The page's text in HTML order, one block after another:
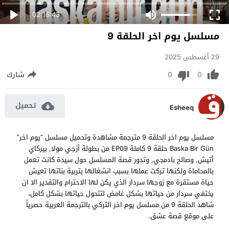
02:16:43
مسلسل يوم اخر الحلقة 9
29 أغسطس 2025
0
0 شارك
Esheeq تحميل
مسلسل يوم اخر الحلقة 9 مترجمة مشاهدة وتحميل مسلسل “يوم اخر”
Baska Bir Gün حلقة 9 كاملة EP09 من بطولة أزجي مولا, بيركاي
أتيش, وصالح بادمجي, وتدور قصة المسلسل حول سيدة كانت تعمل
بالمحاماة ولكنها تركت عملها بسبب انشغالها بتربية بناتها تعيش
حياة مستقرة مع زوجها سردار الذي يكن لها الاحترام والتقدير الا ان
يختفي سردار من حياتها بشكل غامض لتتحول حياتها بشكل كامل،
شاهد الحلقة 9 من مسلسل يوم اخر التركي بالترجمة العربية حصرياً
على موقع قصة عشق.